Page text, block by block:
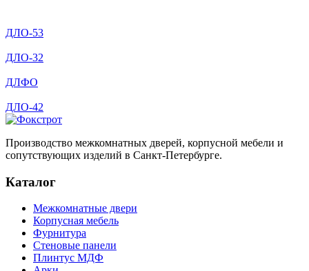
ДЛО-53
ДЛО-32
ДЛФО
ДЛО-42
Производство межкомнатных дверей, корпусной мебели и
сопутствующих изделий в Санкт-Петербурге.
Каталог
Межкомнатные двери
Корпусная мебель
Фурнитура
Стеновые панели
Плинтус МДФ